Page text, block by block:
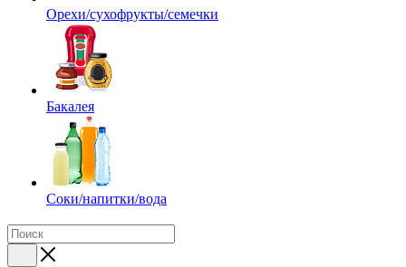
Орехи/сухофрукты/семечки
Бакалея
Соки/напитки/вода